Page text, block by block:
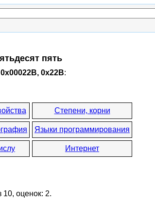
пять
0x22B:
Степени, корни
Языки программирования
Интернет
10, оценок: 2.